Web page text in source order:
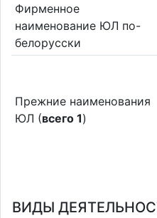
Фирменное
наименование ЮЛ по-
белорусски
Прежние наименования
ЮЛ (всего 1)
ВИДЫ